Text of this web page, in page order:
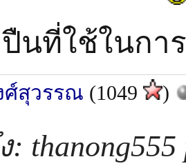
นที่ใช้ในกา
ศ์สุวรรณ (1049 )
: thanong555